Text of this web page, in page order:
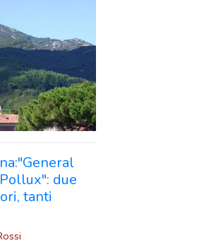
due
tanti